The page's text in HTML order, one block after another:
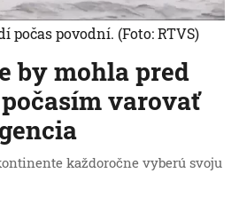
by mohla pred
varovať
každoročne vyberú svoju
počas povodní. (Foto: RTVS)